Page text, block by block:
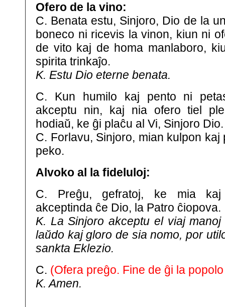
Ofero de la vino:
C. Benata estu, Sinjoro, Dio de la
boneco ni ricevis la vinon, kiun ni
de vito kaj de homa manlaboro,
spirita trinkaĵo.
K. Estu Dio eterne benata.
C. Kun humilo kaj pento ni
akceptu nin, kaj nia ofero tiel
hodiaŭ, ke ĝi plaĉu al Vi, Sinjoro Dio.
C. Forlavu, Sinjoro, mian kulpon kaj
peko.
Alvoko al la fideluloj:
C. Preĝu, gefratoj, ke mia
akceptinda ĉe Dio, la Patro ĉiopova.
K. La Sinjoro akceptu el viaj
laŭdo kaj gloro de sia nomo, por
sankta Eklezio.
C. (Ofera preĝo. Fine de ĝi la
K. Amen.